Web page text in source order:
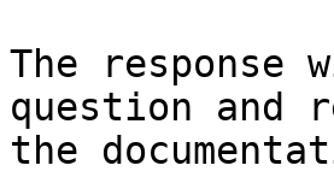
The
question and
the